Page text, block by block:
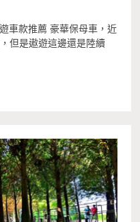
車款推薦 豪華保母車，近
但是遨遊這邊還是陸續